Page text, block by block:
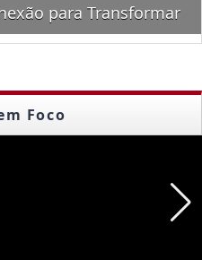
para Transformar
Foco